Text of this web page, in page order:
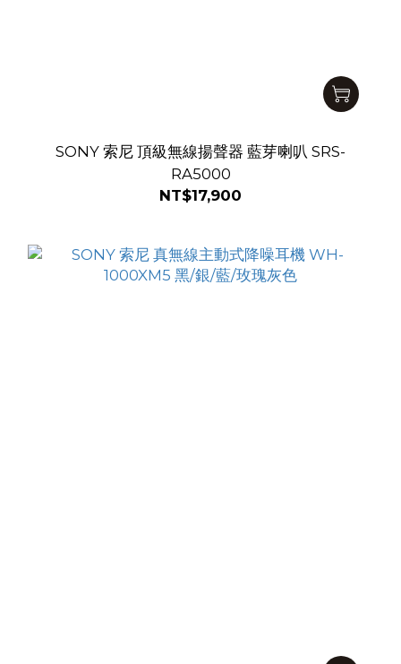
SONY 索尼 頂級無線揚聲器 藍芽喇叭 SRS-
RA5000
NT$17,900